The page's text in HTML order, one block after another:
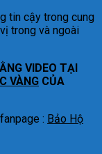
tin cậy trong cung
trong và ngoài
VIDEO TẠI
VÀNG CỦA
: Bảo Hộ